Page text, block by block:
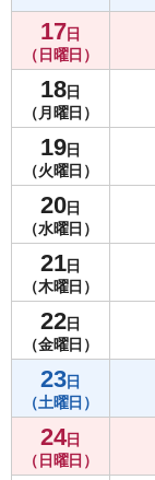
17日
（日曜日）
18日
（月曜日）
19日
（火曜日）
20日
（水曜日）
21日
（木曜日）
22日
（金曜日）
23日
（土曜日）
24日
（日曜日）